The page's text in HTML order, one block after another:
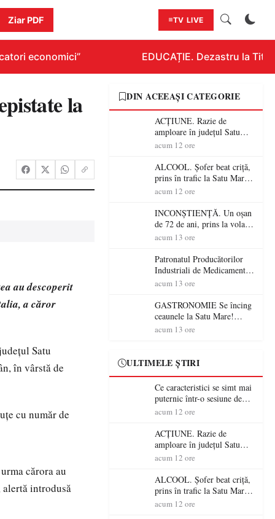
Ziar PDF TV LIVE
economici” EDUCAȚIE. Dezastru la
la
au descoperit
a căror
Satu
în vârstă de
cu număr de
cărora au
introdusă
DIN ACEEAȘI CATEGORIE
ACȚIUNE. Razie de
amploare în județul Satu
Mare! Polițiștii au dat sute
șoferi fără permis într-o
singură zi
acum 12 ore
ALCOOL. Șofer beat criță,
prins în trafic la Satu Mare!
Alcoolemie uriașă
acum 12 ore
INCONȘTIENȚĂ. Un oșan
de 72 de ani, prins la volan
fără permis! Polițiștii l-au
acum 13 ore
Patronatul Producătorilor
Industriali de Medicamente
din România (PRIMER):
energie electrică a fabricilor
de medicamente va pune în
pericol accesul pacienților la
medicamente esențiale
acum 13 ore
GASTRONOMIE Se încing
ceaunele la Satu Mare!
Concursul „Veress Ádám”
jurat de renume
acum 13 ore
ULTIMELE ȘTIRI
Ce caracteristici se simt mai
puternic într-o sesiune de
distracție la sloturi online:
RTP?
acum 12 ore
ACȚIUNE. Razie de
amploare în județul Satu
Mare! Polițiștii au dat sute
șoferi fără permis într-o
singură zi
acum 12 ore
ALCOOL. Șofer beat criță,
prins în trafic la Satu Mare!
Alcoolemie uriașă
acum 12 ore